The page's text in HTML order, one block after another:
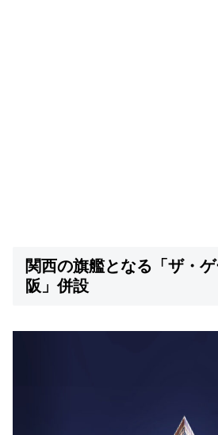
関西の旗艦となる「ザ・
阪」併設